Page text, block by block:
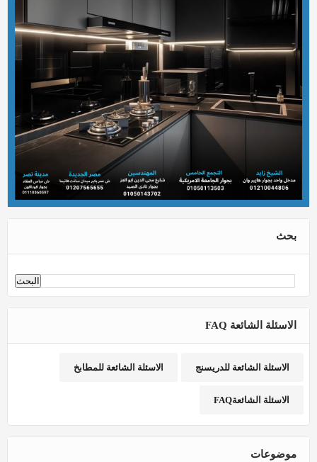
بحث
الاسئلة الشائعة FAQ
الاسئلة الشائعة للدريسنج الاسئلة الشائعة للمطابخ
الاسئلة الشائعةFAQ
موضوعات